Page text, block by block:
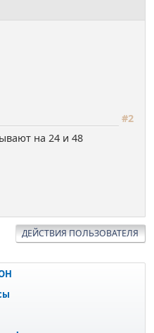
#2
на 24 и 48
ДЕЙСТВИЯ ПОЛЬЗОВАТЕЛЯ